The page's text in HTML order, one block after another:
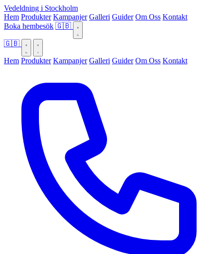
Vedeldning i Stockholm
Hem Produkter Kampanjer Galleri Guider Om Oss Kontakt
Boka hembesök 🇬🇧
🇬🇧
Hem Produkter Kampanjer Galleri Guider Om Oss Kontakt